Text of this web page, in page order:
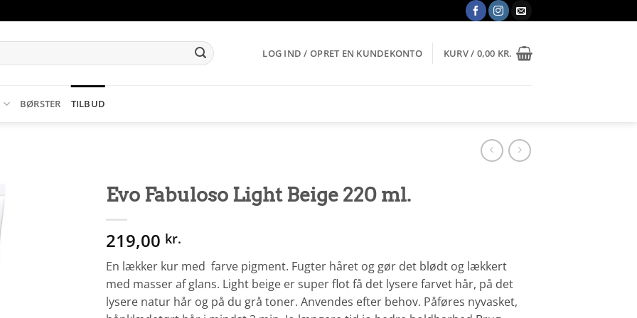
LOG IND / OPRET EN KUNDEKONTO KURV / 0,00 KR.
BØRSTER TILBUD
Evo Fabuloso Light Beige 220 ml.
219,00 kr.
En lækker kur med farve pigment. Fugter håret og gør det blødt og lækkert
med masser af glans. Light beige er super flot få det lysere farvet hår, på det
lysere natur hår og på du grå toner. Anvendes efter behov. Påføres nyvasket,